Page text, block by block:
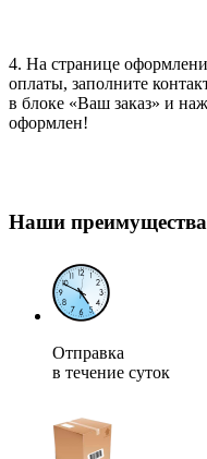
4. На странице
оплаты, заполните
в блоке «Ваш заказ» и
оформлен!
Наши преимущества
Отправка
в течение суток